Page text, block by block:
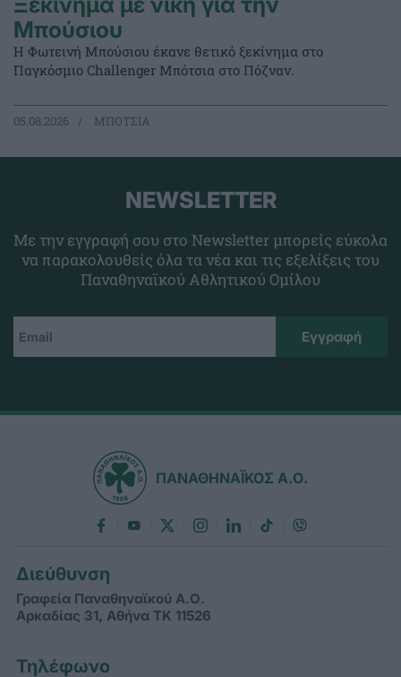
Μπούσιου
Η Φωτεινή Μπούσιου έκανε θετικό ξεκίνημα στο
Παγκόσμιο Challenger Μπότσια στο Πόζναν.
05.08.2026 ΜΠΟΤΣΙΑ
NEWSLETTER
Με την εγγραφή σου στο Newsletter μπορείς εύκολα
να παρακολουθείς όλα τα νέα και τις εξελίξεις του
Παναθηναϊκού Αθλητικού Ομίλου
ΠΑΝΑΘΗΝΑΪΚΟΣ Α.Ο.
Διεύθυνση
Γραφεία Παναθηναϊκού Α.Ο.
Αρκαδίας 31, Αθήνα ΤΚ 11526
Τηλέφωνο